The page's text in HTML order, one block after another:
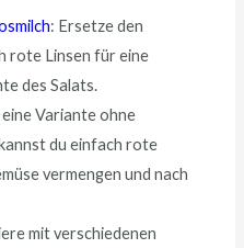
: Ersetze den
rote Linsen für eine
des Salats.
Variante ohne
du einfach rote
vermengen und nach
mit verschiedenen